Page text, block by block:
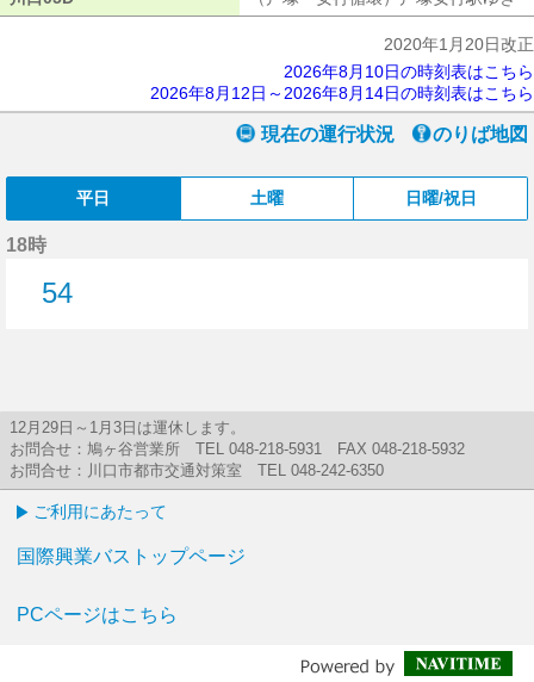
2020年1月20日改正
2026年8月10日の時刻表はこちら
2026年8月12日～2026年8月14日の時刻表はこちら
現在の運行状況 のりば地図
平日 土曜 日曜/祝日
18時
54
12月29日～1月3日は運休します。
お問合せ：鳩ヶ谷営業所 TEL 048-218-5931 FAX 048-218-5932
お問合せ：川口市都市交通対策室 TEL 048-242-6350
ご利用にあたって
国際興業バストップページ
PCページはこちら